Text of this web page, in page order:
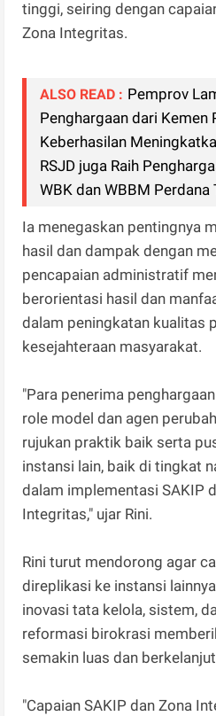
tinggi, seiring dengan
Zona Integritas.
ALSO READ : Pemprov
Penghargaan dari Kemen
Keberhasilan
RSJD juga Raih
WBK dan WBBM Perdana
Ia menegaskan pentingnya
hasil dan dampak dengan
pencapaian administratif
berorientasi hasil dan
dalam peningkatan kualitas
kesejahteraan masyarakat.
"Para penerima
role model dan agen
rujukan praktik baik serta
instansi lain, baik di tingkat
dalam implementasi SAKIP
Integritas," ujar Rini.
Rini turut mendorong agar
direplikasi ke instansi
inovasi tata kelola, sistem,
reformasi birokrasi
semakin luas dan
"Capaian SAKIP dan Zona